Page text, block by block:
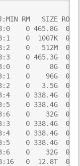
SIZE RO TYPE
0 465.8G  0
0  1007K  0
0   512M  0
0 465.3G  0
0     8G  0
0    96G  0
0   3.5G  0
0 338.4G  0
0 338.4G  0
0    32G  0
0 338.4G  0
0 338.4G  0
0 338.4G  0
0    32G  0
0  12.8T  0